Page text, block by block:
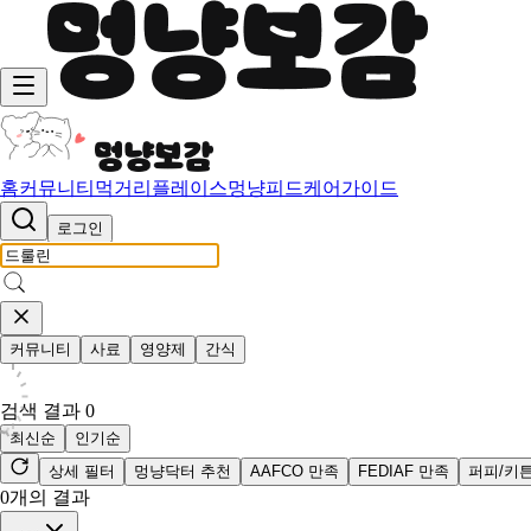
홈커뮤니티 먹거리 플레이스멍냥피드케어가이드
로그인
커뮤니티 사료 영양제 간식
검색 결과 0
최신순
인기순
상세 필터
멍냥닥터 추천 AAFCO 만족 FEDIAF 만족 퍼피/키
0개의 결과